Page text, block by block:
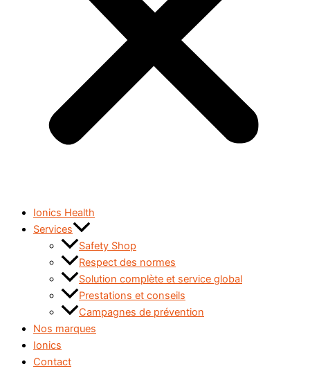
Ionics Health
Services
Safety Shop
Respect des normes
Solution complète et service global
Prestations et conseils
Campagnes de prévention
Nos marques
Ionics
Contact